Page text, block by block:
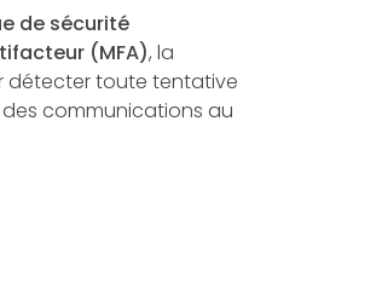
de sécurité
(MFA), la
détecter toute tentative
communications au